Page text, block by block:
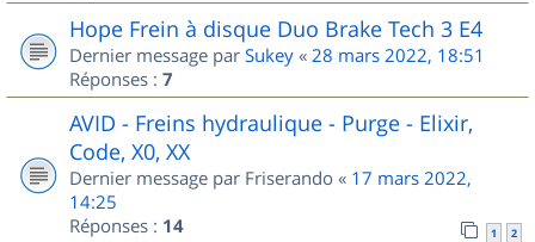
Hope Frein à disque Duo Brake Tech 3 E4
Dernier message par Sukey « 28 mars 2022, 18:51
Réponses : 7
AVID - Freins hydraulique - Purge - Elixir,
Code, X0, XX
Dernier message par Friserando « 17 mars 2022,
14:25
Réponses : 14 1 2